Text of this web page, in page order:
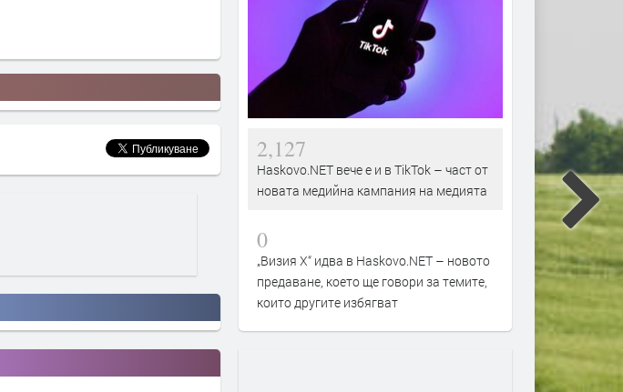
2,127
Haskovo.NET вече е и в TikTok – част от
новата медийна кампания на медията
0
„Визия Х“ идва в Haskovo.NET – новото
предаване, което ще говори за темите,
които другите избягват